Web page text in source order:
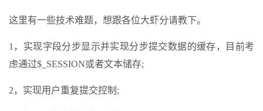
这里有一些技术难题，想跟各位大虾分请教下。
1，实现字段分步显示并实现分步提交数据的缓存，目前考
虑通过$_SESSION或者文本储存;
2，实现用户重复提交控制;